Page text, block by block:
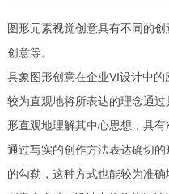
图形元素视觉创意具有不同的
创意等。
具象图形创意在企业VI设计中
较为直观地将所表达的理念通
形直观地理解其中心思想，具
通过写实的创作方法表达确切
的勾勒，这种方式也能较为准